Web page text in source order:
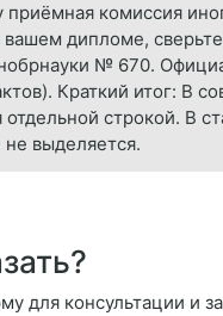
приёмная комиссия
вашем дипломе,
№ 670.
Краткий итог: В
отдельной строкой. В
выделяется.
для консультации и